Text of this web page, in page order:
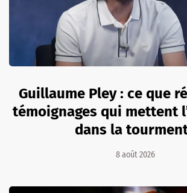
Guillaume Pley : ce que
témoignages qui mettent
dans la
8 août 2026